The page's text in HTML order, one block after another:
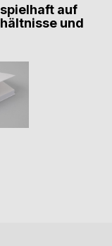
auf
und